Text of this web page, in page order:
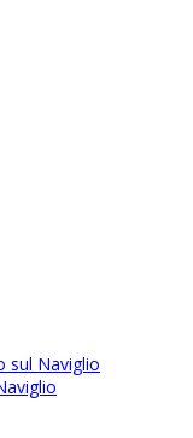
sul Naviglio